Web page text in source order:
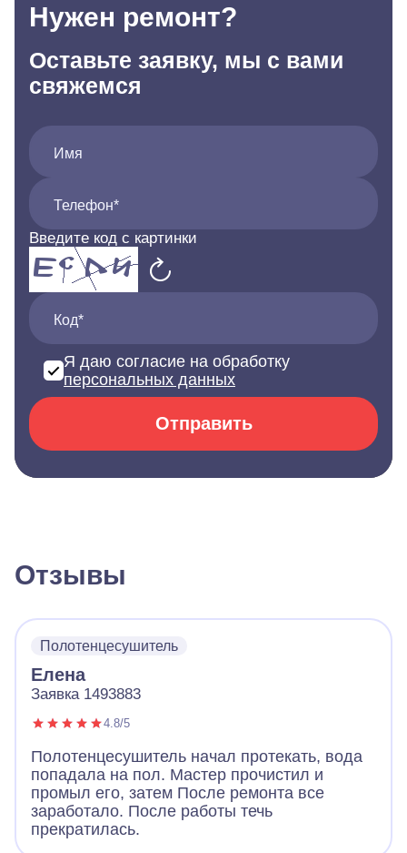
Нужен ремонт?
Оставьте заявку, мы с вами
свяжемся
Имя
Телефон*
Введите код с картинки
Код*
Я даю согласие на обработку
персональных данных
Отправить
Отзывы
Полотенцесушитель
Елена
Заявка 1493883
4.8/5
Полотенцесушитель начал протекать, вода
попадала на пол. Мастер прочистил и
промыл его, затем После ремонта все
заработало. После работы течь
прекратилась.